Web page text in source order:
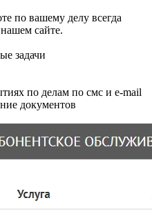
по вашему делу всегда
сайте.
задачи
по делам по смс и e-mail
документов